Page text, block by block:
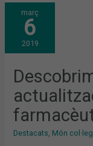
març
6
2019
Destacats, Món
DESCOBRIM
L’ACROMEGÀLIA:
ACTUALITZACIÓ
I
EL
PAPER
DEL